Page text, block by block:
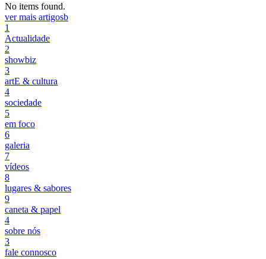
No items found.
ver mais artigosb
1
Actualidade
2
showbiz
3
artE & cultura
4
sociedade
5
em foco
6
galeria
7
vídeos
8
lugares & sabores
9
caneta & papel
4
sobre nós
3
fale connosco